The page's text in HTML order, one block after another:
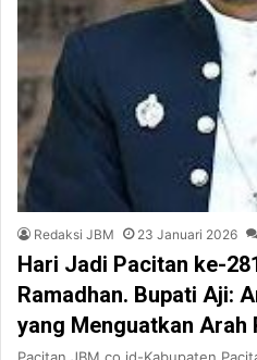
Redaksi JBM 23 Januari 2026
Hari Jadi Pacitan ke-
Ramadhan. Bupati Aji:
yang Menguatkan Arah